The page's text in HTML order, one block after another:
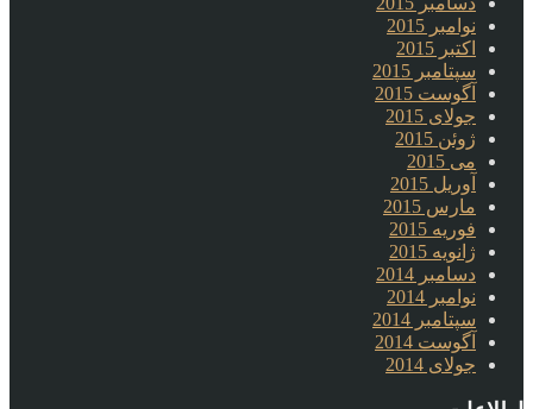
نوامبر 2015
اکتبر 2015
سپتامبر 2015
آگوست 2015
جولای 2015
ژوئن 2015
می 2015
آوریل 2015
مارس 2015
فوریه 2015
ژانویه 2015
دسامبر 2014
نوامبر 2014
سپتامبر 2014
آگوست 2014
جولای 2014